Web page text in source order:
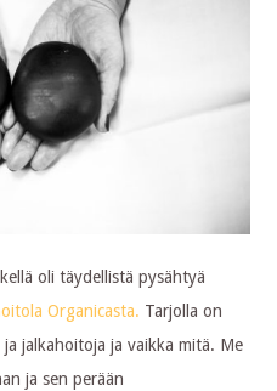
oli täydellistä pysähtyä
Organicasta. Tarjolla on
jalkahoitoja ja vaikka mitä. Me
ja sen perään